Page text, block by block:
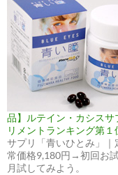
品】ルテイン・カシス
リメントランキング第１
サプリ「青いひとみ」
常価格9,180円→初回お
月試してみよう。